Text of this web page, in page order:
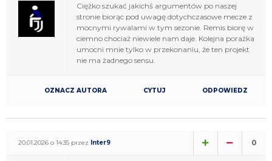
Ciężko szukać jakichś argumentów po naszej
stronie biorąc pod uwagę dotychczasowe mecze z
mocnymi rywalami w tym sezonie. Remis biorę w
ciemno chociaż niewiele nam daje. Kolejna porażka
umocni mnie tylko w przekonaniu, że ten projekt
nie ma żadnego sensu.
OZNACZ AUTORA CYTUJ ODPOWIEDZ
20.01.2026 o 14:35 przez Inter9 0